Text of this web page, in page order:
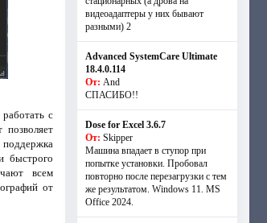
с
поддержка
быстрого
всем
от
видеоадаптеры у них бывают
разными) 2
Advanced SystemCare Ultimate
18.4.0.114
От: And
СПАСИБО!!
Dose for Excel 3.6.7
От: Skipper
Машина впадает в ступор при
попытке установки. Пробовал
повторно после перезагрузки с тем
же результатом. Windows 11. MS
Offiсe 2024.